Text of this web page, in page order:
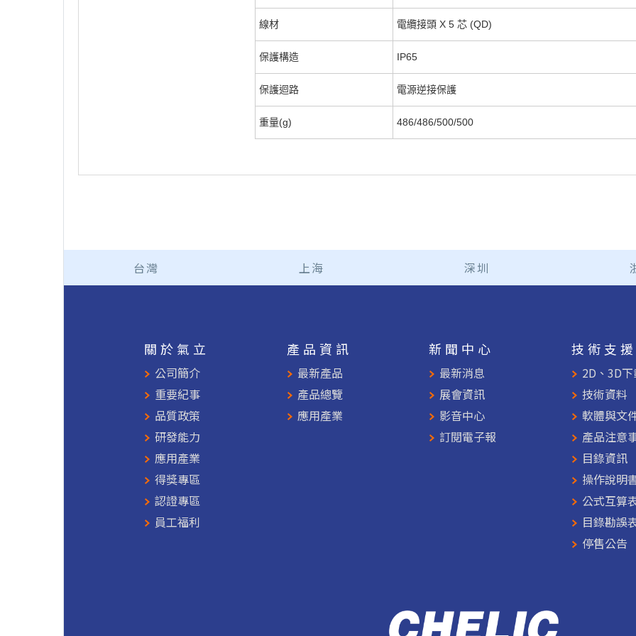
線材 電纜接頭 X 5 芯 (QD)
保護構造 IP65
保護迴路 電源逆接保護
重量(g) 486/486/500/500
台灣 上海 深圳
關於氣立
公司簡介
重要紀事
品質政策
研發能力
應用產業
得獎專區
認證專區
員工福利
產品資訊
最新產品
產品總覽
應用產業
新聞中心
最新消息
展會資訊
影音中心
訂閱電子報
技術支援
2D、3D
技術資料
軟體與文
產品注意
目錄資訊
操作說明
公式互算
目錄勘誤
停售公告